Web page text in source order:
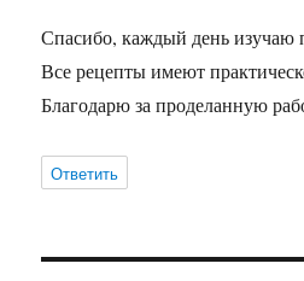
Спасибо, каждый день изучаю
Все рецепты имеют
Благодарю за проделанную
Ответить